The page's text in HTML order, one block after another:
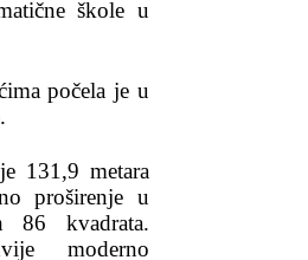
škole u
počela je u
131,9 metara
proširenje u
86 kvadrata.
moderno